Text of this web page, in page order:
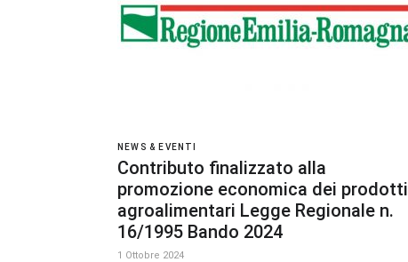
NEWS & EVENTI
Contributo finalizzato alla
promozione economica dei prodotti
agroalimentari Legge Regionale n.
16/1995 Bando 2024
1 Ottobre 2024